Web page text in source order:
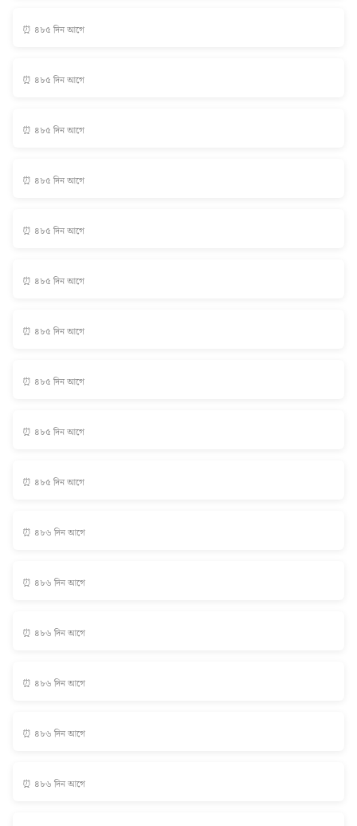
⏰ ৪৮৫ দিন আগে
⏰ ৪৮৫ দিন আগে
⏰ ৪৮৫ দিন আগে
⏰ ৪৮৫ দিন আগে
⏰ ৪৮৫ দিন আগে
⏰ ৪৮৫ দিন আগে
⏰ ৪৮৫ দিন আগে
⏰ ৪৮৫ দিন আগে
⏰ ৪৮৫ দিন আগে
⏰ ৪৮৫ দিন আগে
⏰ ৪৮৬ দিন আগে
⏰ ৪৮৬ দিন আগে
⏰ ৪৮৬ দিন আগে
⏰ ৪৮৬ দিন আগে
⏰ ৪৮৬ দিন আগে
⏰ ৪৮৬ দিন আগে